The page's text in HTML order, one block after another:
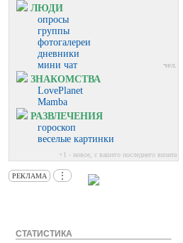
ЛЮДИ
опросы
группы
фотогалереи
дневники
мини чат
чел.
ЗНАКОМСТВА
LovePlanet
Mamba
РАЗВЛЕЧЕНИЯ
гороскоп
веселые картинки
+1 - новое, с вашего последнего визита
РЕКЛАМА ⋮
СТАТИСТИКА